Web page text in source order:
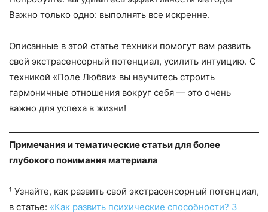
Важно только одно: выполнять все искренне.
Описанные в этой статье техники помогут вам развить
свой экстрасенсорный потенциал, усилить интуицию. С
техникой «Поле Любви» вы научитесь строить
гармоничные отношения вокруг себя — это очень
важно для успеха в жизни!
Примечания и тематические статьи для более
глубокого понимания материала
¹ Узнайте, как развить свой экстрасенсорный потенциал,
в статье: «Как развить психические способности? 3